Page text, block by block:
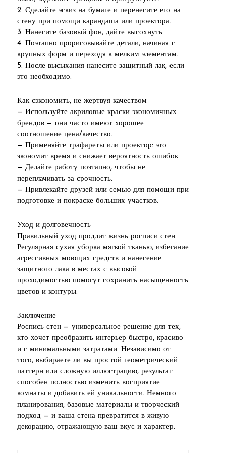
2. Сделайте эскиз на бумаге и перенесите его на
стену при помощи карандаша или проектора.
3. Нанесите базовый фон, дайте высохнуть.
4. Поэтапно прорисовывайте детали, начиная с
крупных форм и переходя к мелким элементам.
5. После высыхания нанесите защитный лак, если
это необходимо.
Как сэкономить, не жертвуя качеством
— Используйте акриловые краски экономичных
брендов — они часто имеют хорошее
соотношение цена/качество.
— Применяйте трафареты или проектор: это
экономит время и снижает вероятность ошибок.
— Делайте работу поэтапно, чтобы не
переплачивать за срочность.
— Привлекайте друзей или семью для помощи при
подготовке и покраске больших участков.
Уход и долговечность
Правильный уход продлит жизнь росписи стен.
Регулярная сухая уборка мягкой тканью, избегание
агрессивных моющих средств и нанесение
защитного лака в местах с высокой
проходимостью помогут сохранить насыщенность
цветов и контуры.
Заключение
Роспись стен — универсальное решение для тех,
кто хочет преобразить интерьер быстро, красиво
и с минимальными затратами. Независимо от
того, выбираете ли вы простой геометрический
паттерн или сложную иллюстрацию, результат
способен полностью изменить восприятие
комнаты и добавить ей уникальности. Немного
планирования, базовые материалы и творческий
подход — и ваша стена превратится в живую
декорацию, отражающую ваш вкус и характер.